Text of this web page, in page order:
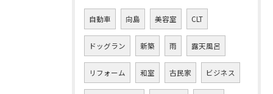
自動車 向島 美容室 CLT
ドッグラン 新築 雨 露天風呂
リフォーム 和室 古民家 ビジネス